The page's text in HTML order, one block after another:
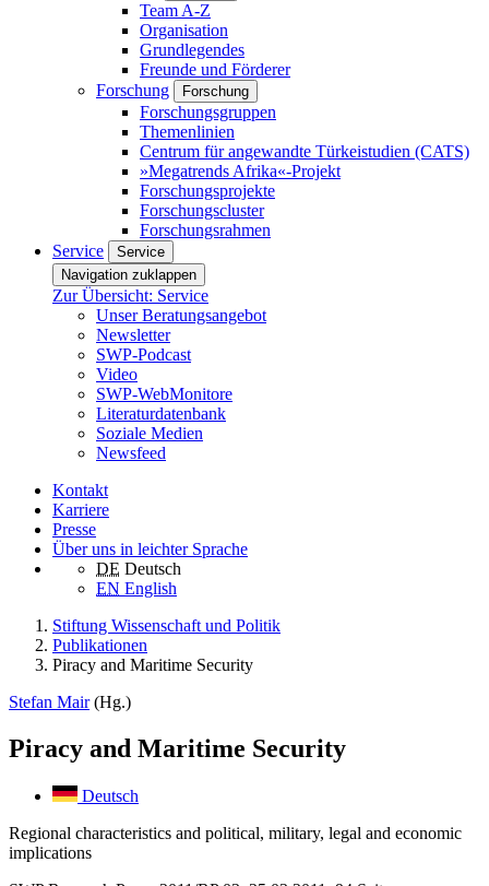
Team A-Z
Organisation
Grundlegendes
Freunde und Förderer
Forschung
Forschung
Forschungsgruppen
Themenlinien
Centrum für angewandte Türkeistudien (CATS)
»Megatrends Afrika«-Projekt
Forschungsprojekte
Forschungscluster
Forschungsrahmen
Service
Service
Navigation zuklappen
Zur Übersicht: Service
Unser Beratungsangebot
Newsletter
SWP-Podcast
Video
SWP-WebMonitore
Literaturdatenbank
Soziale Medien
Newsfeed
Kontakt
Karriere
Presse
Über uns in leichter Sprache
DE Deutsch
EN English
Stiftung Wissenschaft und Politik
Publikationen
Piracy and Maritime Security
Stefan Mair(Hg.)
Piracy and Maritime Security
Deutsch
Regional characteristics and political, military, legal and economic
implications